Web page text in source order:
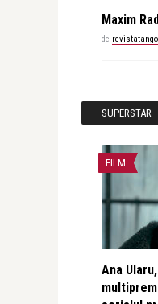
Maxim
de revistatango
SUPERSTAR
FILM
Ana